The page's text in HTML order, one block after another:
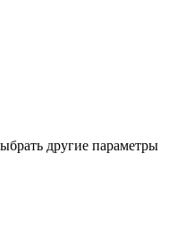
другие параметры